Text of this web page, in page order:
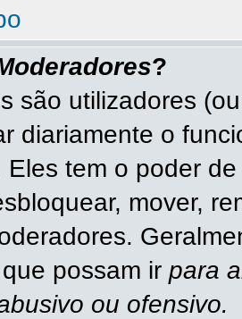
?
são utilizadores
diariamente o
Eles tem o poder
mover,
possam ir para
ou ofensivo.